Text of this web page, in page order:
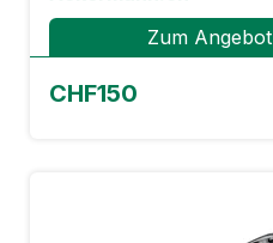
Zum Angebot
CHF150